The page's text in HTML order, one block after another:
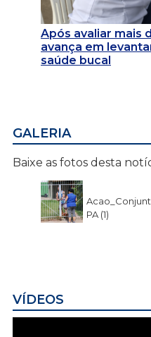
Após avaliar mais
avança em
saúde bucal
GALERIA
Baixe as fotos desta
PA (1)
VÍDEOS